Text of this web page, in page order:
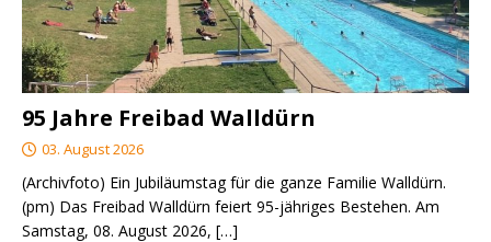
95 Jahre Freibad Walldürn
03. August 2026
(Archivfoto) Ein Jubiläumstag für die ganze Familie Walldürn.
(pm) Das Freibad Walldürn feiert 95-jähriges Bestehen. Am
Samstag, 08. August 2026, […]